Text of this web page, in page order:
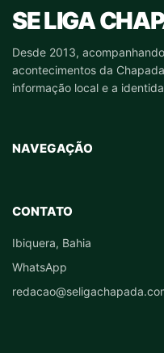
SE LIGA
Desde 2013,
acontecimentos da
informação local e a
NAVEGAÇÃO
CONTATO
Ibiquera, Bahia
WhatsApp